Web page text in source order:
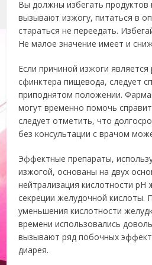
Вы должны избегать продуктов
вызывают изжогу, питаться в
стараться не переедать.
Не малое значение имеет и
Если причиной изжоги является
сфинктера пищевода, следует
приподнятом положении.
могут временно помочь
следует отметить, что
без консультации с врачом
Эффектные препараты,
изжогой, основаны на двух
нейтрализация кислотности рН
секреции желудочной кислоты.
уменьшения кислотности
времени использовались
вызывают ряд побочных
диарея.